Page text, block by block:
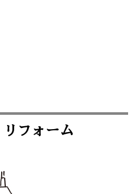
フォーム